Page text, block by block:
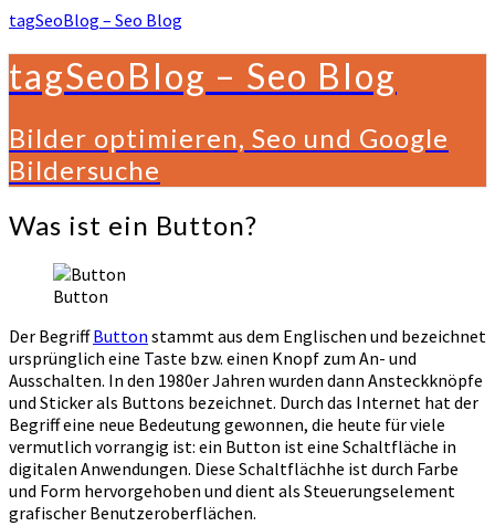
tagSeoBlog – Seo Blog
tagSeoBlog – Seo Blog
Bilder optimieren, Seo und Google
Bildersuche
Was
ist
Button?
Was ist ein Button?
Button
Der BegriffButton stammt aus dem Englischen und bezeichnet
ursprünglich eine Taste bzw. einen Knopf zum An- und
Ausschalten. In den 1980er Jahren wurden dann Ansteckknöpfe
und Sticker als Buttons bezeichnet. Durch das Internet hat der
Begriff eine neue Bedeutung gewonnen, die heute für viele
vermutlich vorrangig ist: ein Button ist eine Schaltfläche in
digitalen Anwendungen. Diese Schaltflächhe ist durch Farbe
und Form hervorgehoben und dient als Steuerungselement
grafischer Benutzeroberflächen.